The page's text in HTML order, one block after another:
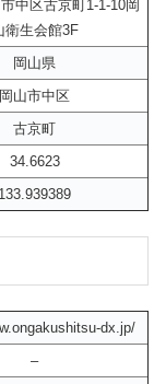
中区古京町1-1-10岡
衛生会館3F
岡山県
岡山市中区
古京町
34.6623
133.939389
dx.jp/
–